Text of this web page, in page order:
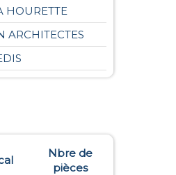
HOURETTE
ARCHITECTES
Nbre de
pièces